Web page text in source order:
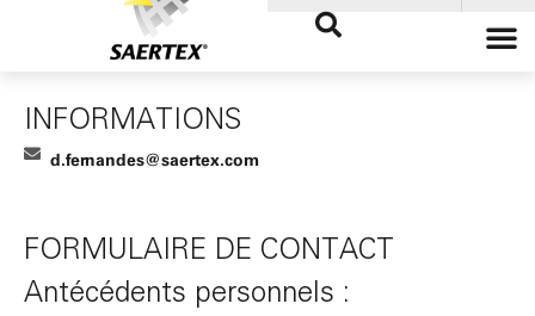
INFORMATIONS
d.fernandes@saertex.com
FORMULAIRE DE CONTACT
Antécédents personnels :